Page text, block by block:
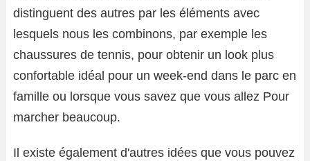
distinguent des autres par les éléments avec
lesquels nous les combinons, par exemple les
chaussures de tennis, pour obtenir un look plus
confortable idéal pour un week-end dans le parc en
famille ou lorsque vous savez que vous allez Pour
marcher beaucoup.
Il existe également d'autres idées que vous pouvez